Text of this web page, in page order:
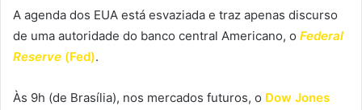
A agenda dos EUA está esvaziada e traz apenas discurso
de uma autoridade do banco central Americano, o Federal
Reserve (Fed).
Às 9h (de Brasília), nos mercados futuros, o Dow Jones